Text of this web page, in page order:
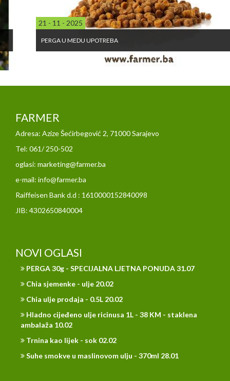
21 - 11 - 2025
PERGA U MEDU UPOTREBA
FARMER
Adresa: Azize Šećirbegović 2, 71000 Sarajevo
Tel: 061/ 250-502
oglasi: marketing@farmer.ba
e-mail: info@farmer.ba
Raiffeisen Bank d.d : 1610000152840098
JIB: 4302650840004
NOVI OGLASI
PERGA 30g - SPECIJALNA LJETNA PONUDA 31.07
Chia sjemenke - ulje 20.02
Chia ulje prodaja - 0.5L 20.02
Hladno cijeđeno ulje ricinusa 1L - 38 KM - staklena
ambalaža 10.02
Trnina kao lijek - sok 02.02
Suhe smokve u maslinovom ulju - 370ml 28.01